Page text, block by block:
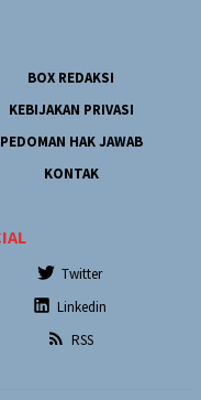
BOX REDAKSI
KEBIJAKAN PRIVASI
PEDOMAN HAK JAWAB
KONTAK
Twitter
Linkedin
RSS